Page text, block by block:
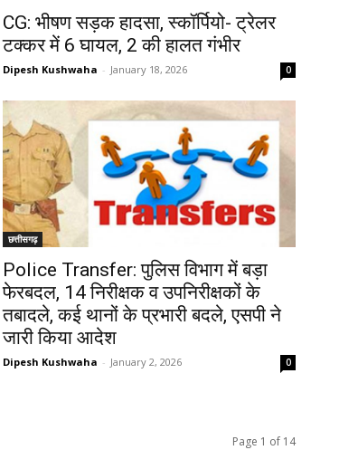
CG: भीषण सड़क हादसा, स्कॉर्पियो- ट्रेलर
टक्कर में 6 घायल, 2 की हालत गंभीर
Dipesh Kushwaha - January 18, 2026 0
छत्तीसगढ़
Police Transfer: पुलिस विभाग में बड़ा
फेरबदल, 14 निरीक्षक व उपनिरीक्षकों के
तबादले, कई थानों के प्रभारी बदले, एसपी ने
जारी किया आदेश
Dipesh Kushwaha - January 2, 2026 0
Page 1 of 14